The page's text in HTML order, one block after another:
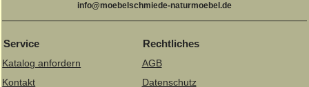
info@moebelschmiede-naturmoebel.de
Service
Katalog anfordern
Kontakt
Rechtliches
AGB
Datenschutz